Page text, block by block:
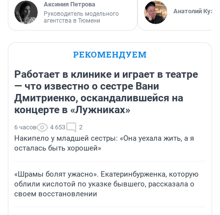
Аксиния Петрова
Руководитель модельного
агентства в Тюмени
Анатолий
РЕКОМЕНДУЕМ
Работает в клинике и играет в театре
— что известно о сестре Вани
Дмитриенко, оскандалившейся на
концерте в «Лужниках»
6 часов 4 653 2
Накипело у младшей сестры: «Она уехала жить, а я
осталась быть хорошей»
«Шрамы болят ужасно». Екатеринбурженка, которую
облили кислотой по указке бывшего, рассказала о
своем восстановлении